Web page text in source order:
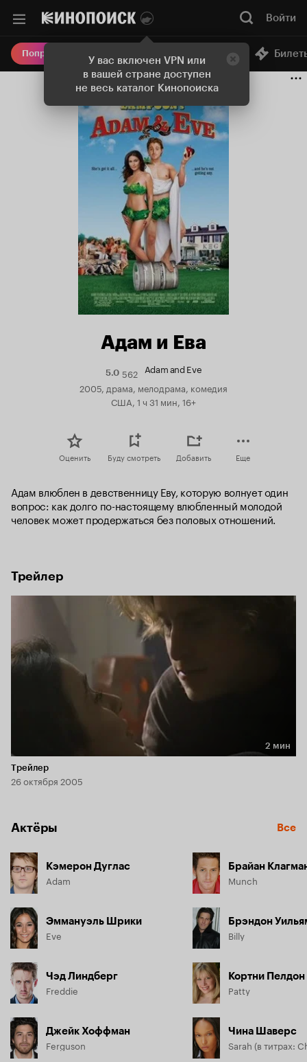
У вас включен VPN или
в вашей стране доступен
не весь каталог Кинопоиска
Войти
Попробовать Плюс Онлайн-кинотеатр
Адам и Ева
5.0Рейтинг
5.0
562 Adam and Eve
2005, драма, мелодрама, комедия
США, 1 ч 31 мин, 16+
Оценить Буду смотреть Добавить Еще
Адам влюблен в девственницу Еву, которую волнует один
вопрос: как долго по-настоящему влюбленный молодой
человек может продержаться без половых отношений.
Трейлер
Длительность 2 мин
2 мин
Трейлер
26 октября 2005
Актёры Все
Кэмерон Дуглас
Adam
Эммануэль Шрики
Eve
Чэд Линдберг
Freddie
Джейк Хоффман
Ferguson
Брайан
Munch
Брэндон
Billy
Кортни Пелдон
Patty
Чина Шаверс